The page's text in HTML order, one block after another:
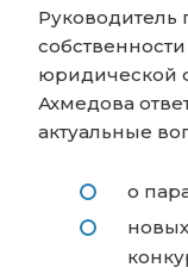
Руководитель
Ахмедова
актуальные
о